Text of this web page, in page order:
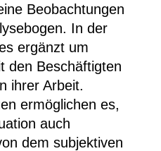
Beobachtungen
In der
ergänzt um
den Beschäftigten
ihrer Arbeit.
ermöglichen es,
auch
dem subjektiven